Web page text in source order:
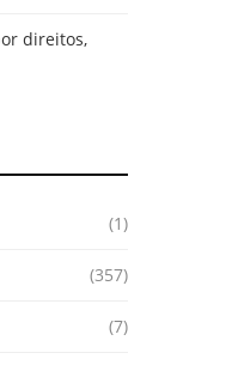
direitos,
(1)
(357)
(7)